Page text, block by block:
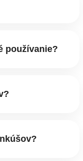
používanie?